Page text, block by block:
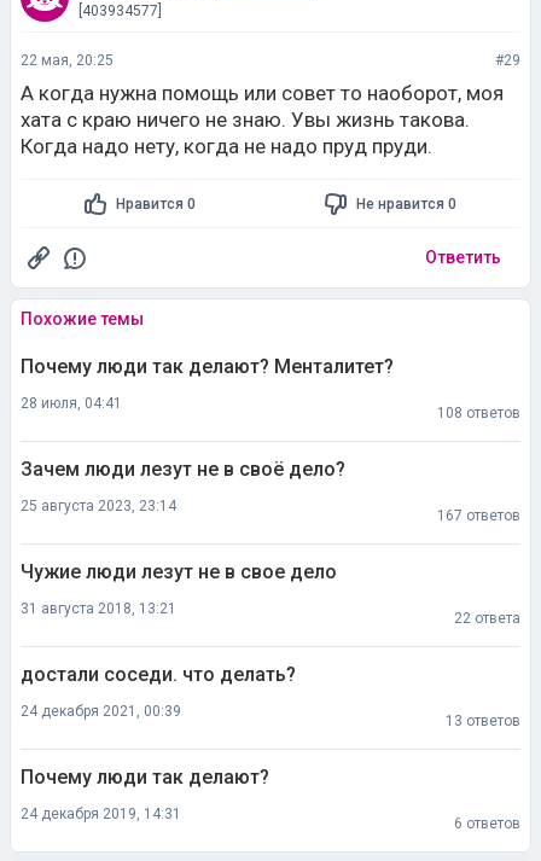
[403934577]
22 мая, 20:25 #29
А когда нужна помощь или совет то наоборот, моя
хата с краю ничего не знаю. Увы жизнь такова.
Когда надо нету, когда не надо пруд пруди.
Нравится 0 Не нравится 0
Ответить
Похожие темы
Почему люди так делают? Менталитет?
28 июля, 04:41
108 ответов
Зачем люди лезут не в своё дело?
25 августа 2023, 23:14
167 ответов
Чужие люди лезут не в свое дело
31 августа 2018, 13:21
22 ответа
достали соседи. что делать?
24 декабря 2021, 00:39
13 ответов
Почему люди так делают?
24 декабря 2019, 14:31
6 ответов